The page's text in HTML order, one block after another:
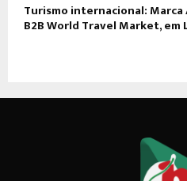
Turismo internacional: Marca
B2B World Travel Market, em